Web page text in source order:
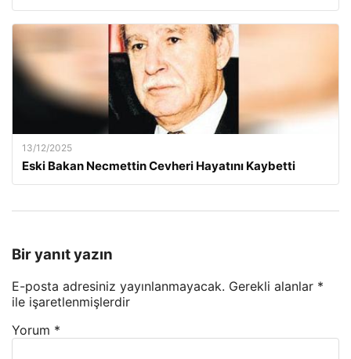
13/12/2025
Eski Bakan Necmettin Cevheri Hayatını Kaybetti
Bir yanıt yazın
E-posta adresiniz yayınlanmayacak. Gerekli alanlar *
ile işaretlenmişlerdir
Yorum *